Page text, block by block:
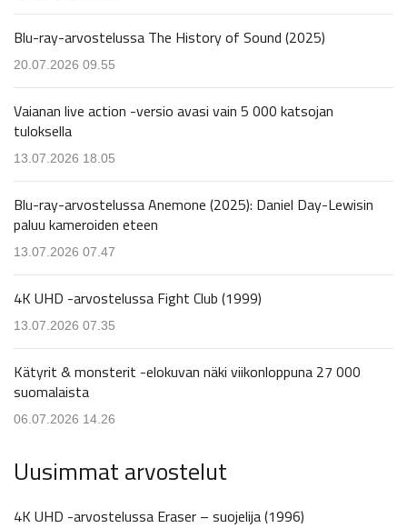
Blu-ray-arvostelussa The History of Sound (2025)
20.07.2026 09.55
Vaianan live action -versio avasi vain 5 000 katsojan
tuloksella
13.07.2026 18.05
Blu-ray-arvostelussa Anemone (2025): Daniel Day-Lewisin
paluu kameroiden eteen
13.07.2026 07.47
4K UHD -arvostelussa Fight Club (1999)
13.07.2026 07.35
Kätyrit & monsterit -elokuvan näki viikonloppuna 27 000
suomalaista
06.07.2026 14.26
Uusimmat arvostelut
4K UHD -arvostelussa Eraser – suojelija (1996)